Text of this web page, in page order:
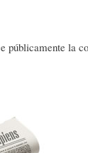
públicamente la